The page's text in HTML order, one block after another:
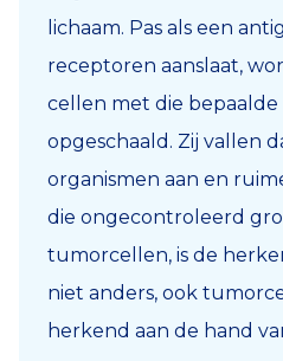
lichaam. Pas als een
receptoren aanslaat,
cellen met die
opgeschaald. Zij vallen
organismen aan en
die ongecontroleerd
tumorcellen, is de
niet anders, ook
herkend aan de hand